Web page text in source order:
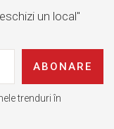
un local"
ABONARE
trenduri în